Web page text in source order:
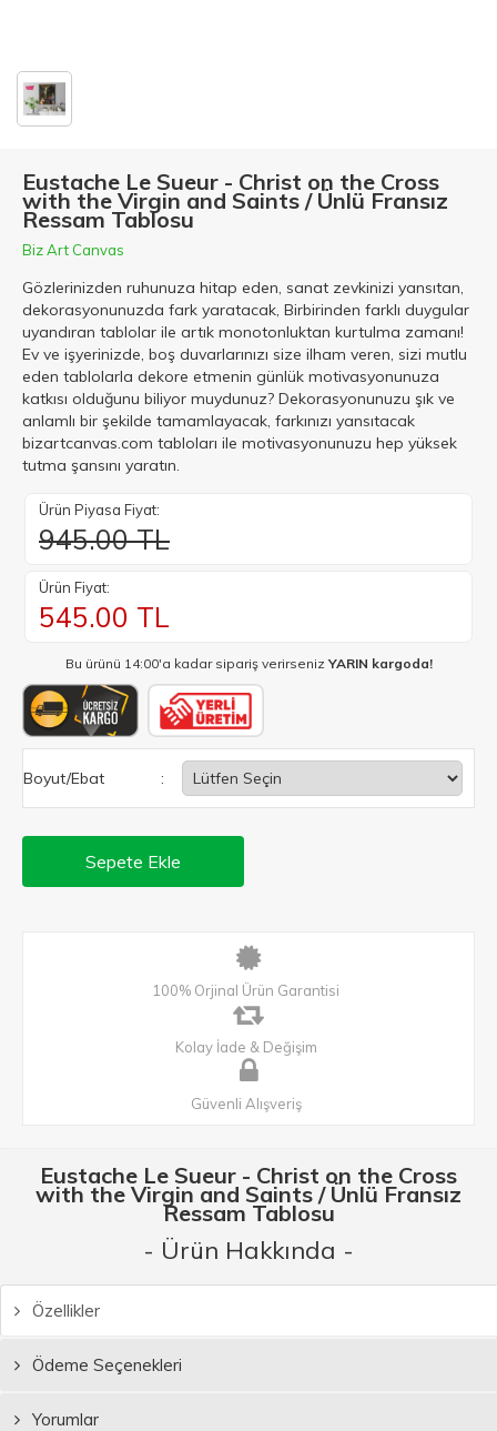
Eustache Le Sueur - Christ on the Cross
with the Virgin and Saints / Ünlü Fransız
Ressam Tablosu
Biz Art Canvas
Gözlerinizden ruhunuza hitap eden, sanat zevkinizi yansıtan,
dekorasyonunuzda fark yaratacak, Birbirinden farklı duygular
uyandıran tablolar ile artık monotonluktan kurtulma zamanı!
Ev ve işyerinizde, boş duvarlarınızı size ilham veren, sizi mutlu
eden tablolarla dekore etmenin günlük motivasyonunuza
katkısı olduğunu biliyor muydunuz? Dekorasyonunuzu şık ve
anlamlı bir şekilde tamamlayacak, farkınızı yansıtacak
bizartcanvas.com tabloları ile motivasyonunuzu hep yüksek
tutma şansını yaratın.
Ürün Piyasa Fiyat:
945.00 TL
Ürün Fiyat:
545.00 TL
Bu ürünü 14:00'a kadar sipariş verirsenizYARIN kargoda!
Boyut/Ebat :
Sepete Ekle
100% Orjinal Ürün Garantisi
Kolay İade & Değişim
Güvenli Alışveriş
Eustache Le Sueur - Christ on the Cross
with the Virgin and Saints / Ünlü Fransız
Ressam Tablosu
- Ürün Hakkında -
Özellikler
Ödeme Seçenekleri
Yorumlar